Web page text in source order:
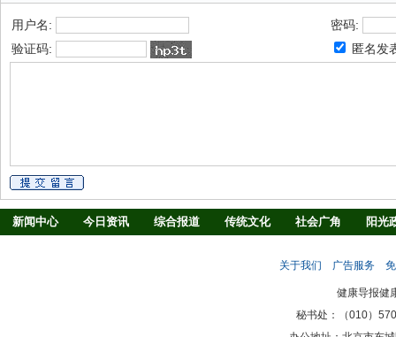
用户名:
密码:
验证码:
匿名发
新闻中心 今日资讯 综合报道 传统文化 社会广角
阳光
关于我们 广告服务
健康导报健
秘书处：（010）